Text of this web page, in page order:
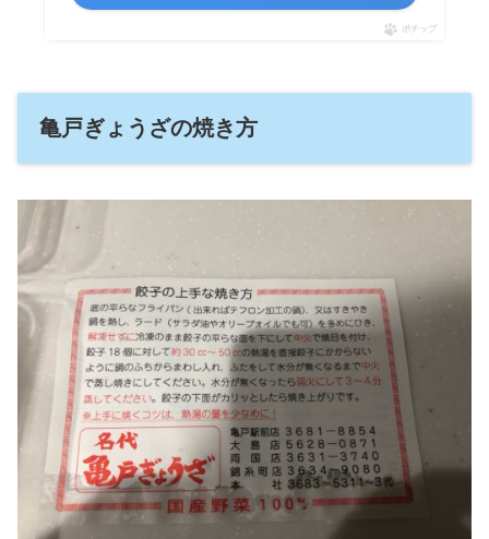
ポチップ
亀戸ぎょうざの焼き方